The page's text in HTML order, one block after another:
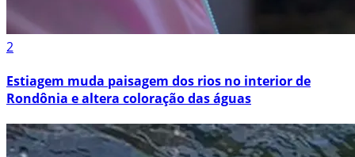
2
Estiagem muda paisagem dos rios no interior de
Rondônia e altera coloração das águas